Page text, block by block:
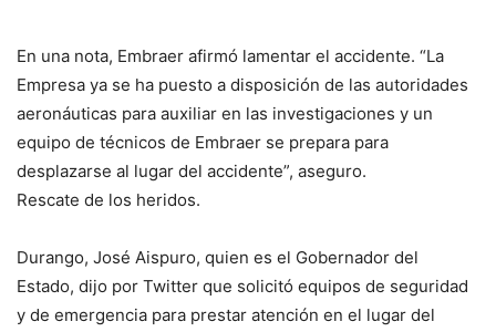
En una nota, Embraer afirmó lamentar el accidente. “La
Empresa ya se ha puesto a disposición de las autoridades
aeronáuticas para auxiliar en las investigaciones y un
equipo de técnicos de Embraer se prepara para
desplazarse al lugar del accidente”, aseguro.
Rescate de los heridos.
Durango, José Aispuro, quien es el Gobernador del
Estado, dijo por Twitter que solicitó equipos de seguridad
y de emergencia para prestar atención en el lugar del